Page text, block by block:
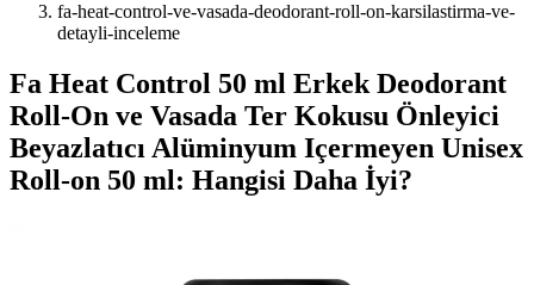
fa-heat-control-ve-vasada-deodorant-roll-on-karsilastirma-ve-
detayli-inceleme
Fa Heat Control 50 ml Erkek Deodorant
Roll-On ve Vasada Ter Kokusu Önleyici
Beyazlatıcı Alüminyum Içermeyen Unisex
Roll-on 50 ml: Hangisi Daha İyi?